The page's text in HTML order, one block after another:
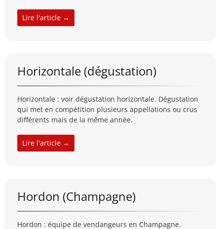
Lire l'article →
Horizontale (dégustation)
Horizontale : voir dégustation horizontale. Dégustation
qui met en compétition plusieurs appellations ou crus
différents mais de la même année.
Lire l'article →
Hordon (Champagne)
Hordon : équipe de vendangeurs en Champagne.